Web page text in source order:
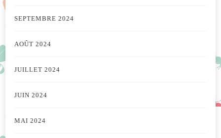
SEPTEMBRE 2024
AOÛT 2024
JUILLET 2024
JUIN 2024
MAI 2024